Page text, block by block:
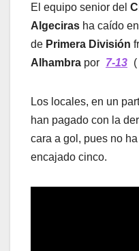
El equipo senior del
Algeciras ha caído
de Primera División
Alhambra por 7-13 (
Los locales, en un
han pagado con la
cara a gol, pues no
encajado cinco.